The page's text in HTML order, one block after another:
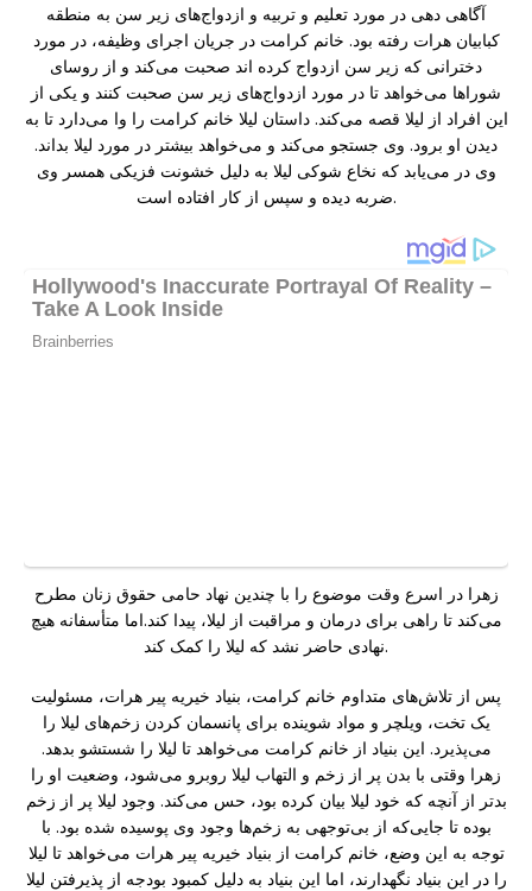
آگاهی دهی در مورد تعلیم و تربیه و ازدواج‌های زیر سن به منطقه
کبابیان هرات رفته‌ بود. خانم کرامت در جریان اجرای وظیفه‌، در مورد
دخترانی که زیر سن ازدواج کرده اند صحبت می‌کند و از روسای
شوراها می‌خواهد تا در مورد ازدواج‌های زیر سن صحبت کنند و یکی از
این افراد از لیلا قصه می‌کند. داستان لیلا خانم کرامت را وا می‌دارد تا به
دیدن او برود. وی جستجو می‌کند و می‌خواهد بیشتر در مورد لیلا بداند.
وی در می‌یابد که نخاع شوکی لیلا به دلیل خشونت فزیکی همسر وی
ضربه دیده و سپس از کار افتاده است.
زهرا در اسرع وقت موضوع را با چندین نهاد حامی حقوق زنان مطرح
می‌کند تا راهی برای درمان و مراقبت از لیلا، پیدا کند.اما متأسفانه هیچ
نهادی حاضر نشد که لیلا را کمک کند.
پس از تلاش‌های متداوم خانم کرامت، بنیاد خیریه پیر هرات، مسئولیت
یک تخت، ویلچر و مواد شوینده برای پانسمان کردن زخم‌های لیلا را
می‌پذیرد. این بنیاد از خانم کرامت می‌خواهد تا لیلا را شستشو بدهد.
زهرا وقتی با بدن پر از زخم و التهاب لیلا روبرو می‌شود، وضعیت او را
بدتر از آنچه که خود لیلا بیان کرده بود، حس می‌کند. وجود لیلا پر از زخم
بوده تا جایی‌که از بی‌توجهی به زخم‌ها وجود‌ وی پوسیده شده بود.‌ با
توجه به این وضع، خانم کرامت از بنیاد خیریه پیر هرات می‌خواهد تا لیلا
را در این بنیاد نگهدارند، اما این بنیاد به دلیل کمبود بودجه از پذیرفتن لیلا